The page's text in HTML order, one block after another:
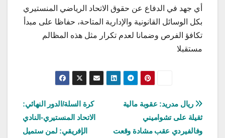
أي جهد في الدفاع عن حقوق الاتحاد الرياضي المنستيري
بكل الوسائل القانونية والإدارية المتاحة، حفاظا على مبدأ
تكافؤ الفرص وضمانا لعدم تكرار مثل هذه المظالم
مستقبلا
تصفّح
المقالات
كرة السلة/الدور النهائي:
الاتحاد المنستيري-النادي
الإفريقي: لمن ستميل
ريال مدريد: عقوبة مالية
ثقيلة على تشواميني
وفالفيردي عقب مشادة وقعت